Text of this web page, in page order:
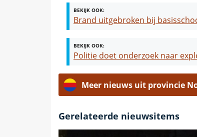
BEKIJK OOK:
Brand uitgebroken bij
BEKIJK OOK:
Politie doet onderzoek naar
Meer nieuws uit provincie
Gerelateerde nieuwsitems